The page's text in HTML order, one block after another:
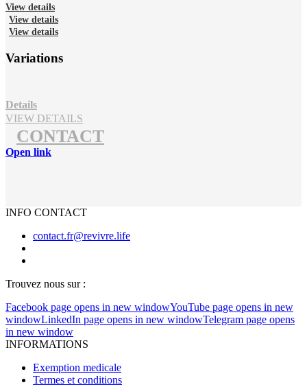
View details
View details
View details
Variations
Details
VIEW DETAILS
CONTACT
Open link
INFO CONTACT
contact.fr@revivre.life
Trouvez nous sur :
Facebook page opens in new windowYouTube page opens in new
windowLinkedIn page opens in new windowTelegram page opens
in new window
INFORMATIONS
Exemption medicale
Termes et conditions